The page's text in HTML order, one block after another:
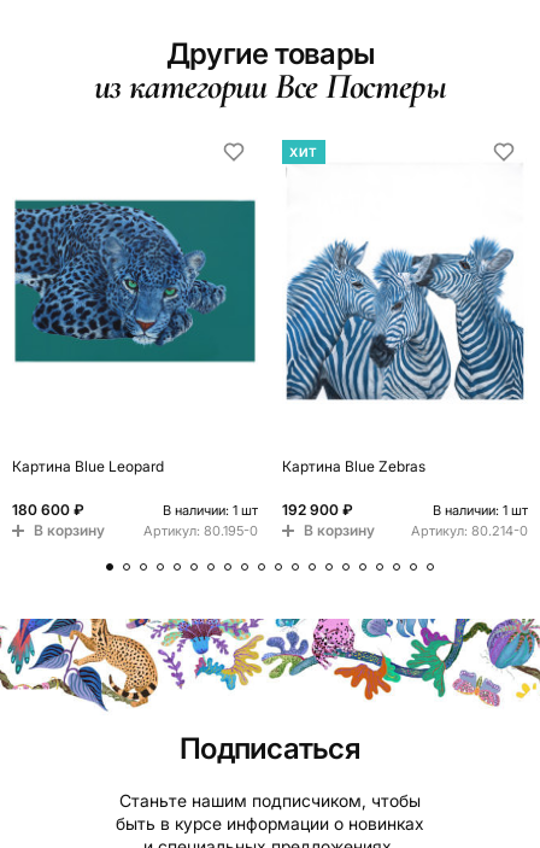
Другие товары
из категории Все Постеры
Картина Blue Leopard
180 600 ₽ В наличии: 1 шт
В корзину Артикул: 80.195-0
ХИТ
Картина Blue Zebras
192 900 ₽ В наличии: 1 шт
В корзину Артикул: 80.214-0
Подписаться
Станьте нашим подписчиком, чтобы
быть в курсе информации о новинках